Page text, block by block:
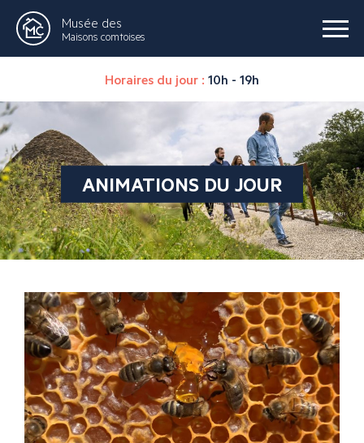
Musée des
Maisons comtoises
Horaires du jour : 10h - 19h
ANIMATIONS DU JOUR